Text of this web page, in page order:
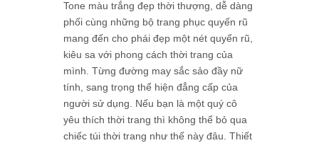
Tone màu trắng đẹp thời thượng, dễ dàng
phối cùng những bộ trang phục quyến rũ
mang đến cho phái đẹp một nét quyến rũ,
kiêu sa với phong cách thời trang của
mình. Từng đường may sắc sảo đầy nữ
tính, sang trọng thể hiện đẳng cấp của
người sử dụng. Nếu bạn là một quý cô
yêu thích thời trang thì không thể bỏ qua
chiếc túi thời trang như thế này đâu. Thiết